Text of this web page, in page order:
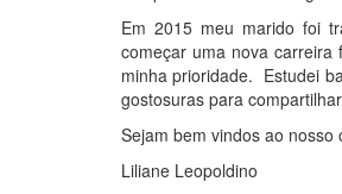
Em 2015 meu marido foi
começar uma nova carreira
minha prioridade. Estudei
gostosuras para
Sejam bem vindos ao nosso
Liliane Leopoldino